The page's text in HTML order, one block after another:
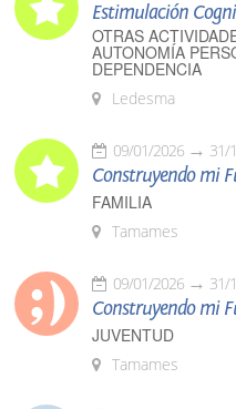
Estimulación
OTRAS
AUTONOMÍA
DEPENDENCIA
Ledesma
09/01/2026 31/
Construyendo mi
FAMILIA
Tamames
09/01/2026 31/
Construyendo mi
JUVENTUD
Tamames